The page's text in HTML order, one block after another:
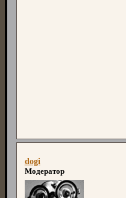
dogi
Модератор